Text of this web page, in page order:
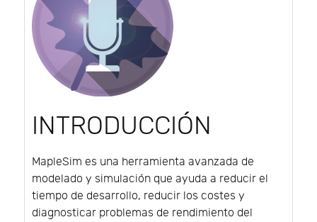
INTRODUCCIÓN
MapleSim es una herramienta avanzada de
modelado y simulación que ayuda a reducir el
tiempo de desarrollo, reducir los costes y
diagnosticar problemas de rendimiento del